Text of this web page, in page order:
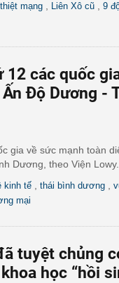
mạng Liên Xô cũ 9
12 các quốc
Độ Dương -
gia về sức mạnh toàn
Dương, theo Viện Lowy.
kinh tế thái bình dương
mại
tuyệt chủng
học “hồi